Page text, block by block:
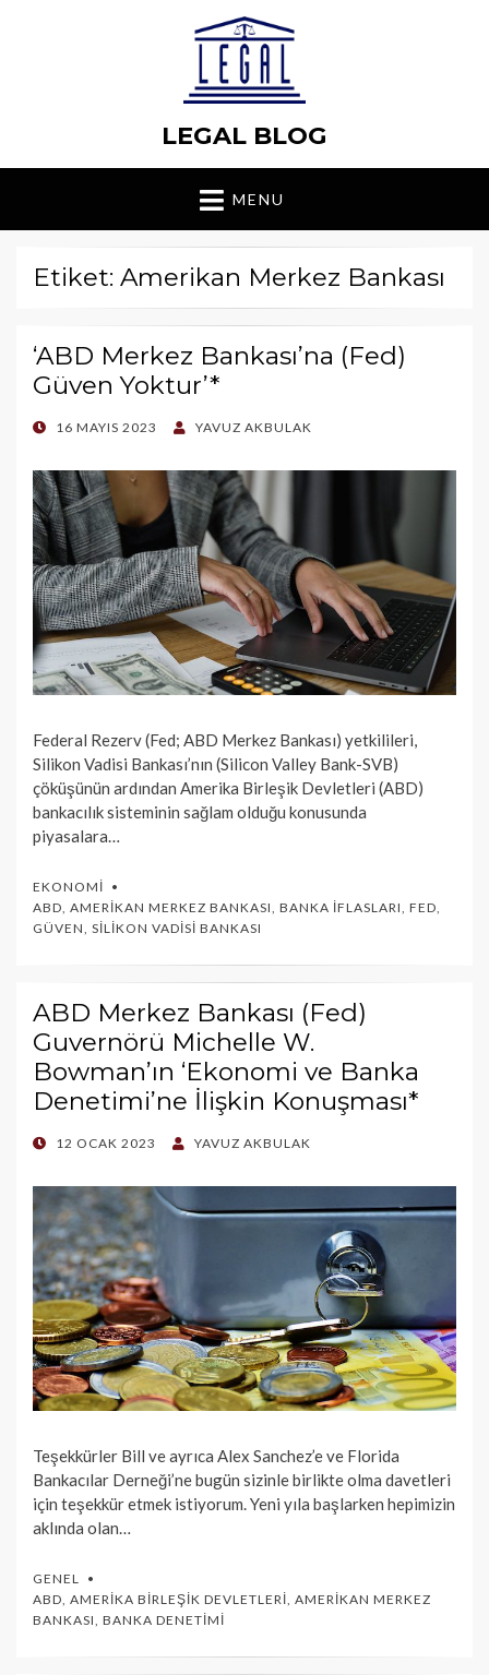
LEGAL BLOG
MENU
Etiket: Amerikan Merkez Bankası
‘ABD Merkez Bankası’na (Fed)
Güven Yoktur’*
POSTED
16 MAYIS 2023 YAVUZ AKBULAK
Federal Rezerv (Fed; ABD Merkez Bankası) yetkilileri,
Silikon Vadisi Bankası’nın (Silicon Valley Bank-SVB)
çöküşünün ardından Amerika Birleşik Devletleri (ABD)
bankacılık sisteminin sağlam olduğu konusunda
piyasalara…
EKONOMI
ABD, AMERIKAN MERKEZ BANKASI, BANKA İFLASLARI, FED,
GÜVEN, SILIKON VADISI BANKASI
ABD Merkez Bankası (Fed)
Guvernörü Michelle W.
Bowman’ın ‘Ekonomi ve Banka
Denetimi’ne İlişkin Konuşması*
POSTED
12 OCAK 2023 YAVUZ AKBULAK
Teşekkürler Bill ve ayrıca Alex Sanchez’e ve Florida
Bankacılar Derneği’ne bugün sizinle birlikte olma davetleri
için teşekkür etmek istiyorum. Yeni yıla başlarken hepimizin
aklında olan…
GENEL
ABD AMERIKA BIRLEŞIK DEVLETLERI AMERIKAN MERKEZ
BANKASI BANKA DENETIMI